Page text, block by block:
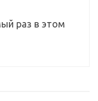
раз в этом